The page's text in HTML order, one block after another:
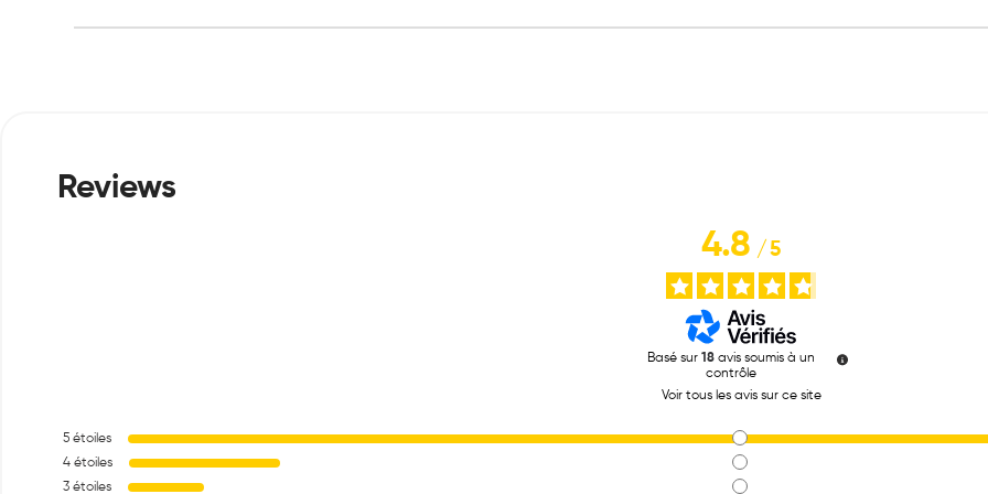
4.8/5
Basé sur 18 avis soumis à un
contrôle
Voir tous les avis sur ce site
5 étoiles
4 étoiles
3 étoiles